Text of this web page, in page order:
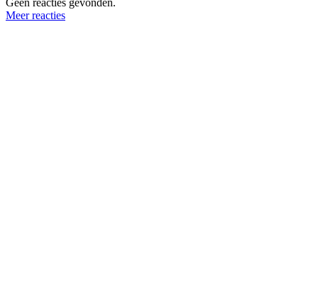
Meer reacties